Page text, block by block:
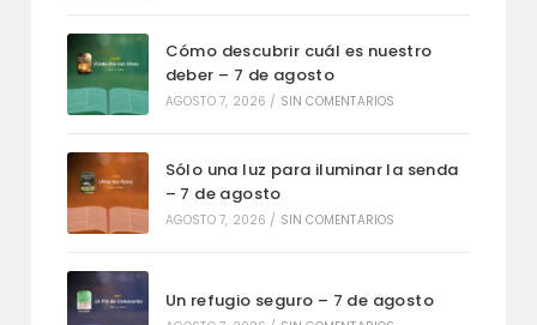
Cómo descubrir cuál es nuestro
deber – 7 de agosto
AGOSTO 7, 2026 / SIN COMENTARIOS
Sólo una luz para iluminar la senda
– 7 de agosto
AGOSTO 7, 2026 / SIN COMENTARIOS
Un refugio seguro – 7 de agosto